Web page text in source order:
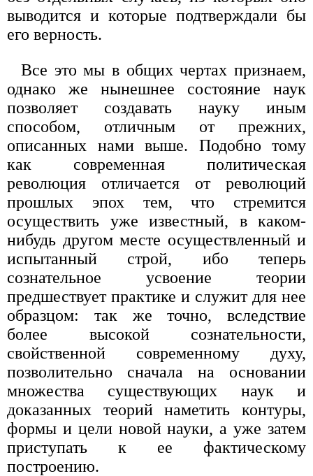
выводится и которые подтверждали бы
его верность.
Все это мы в общих чертах признаем,
однако же нынешнее состояние наук
позволяет создавать науку иным
способом, отличным от прежних,
описанных нами выше. Подобно тому
как современная политическая
революция отличается от революций
прошлых эпох тем, что стремится
осуществить уже известный, в каком-
нибудь другом месте осуществленный и
испытанный строй, ибо теперь
сознательное усвоение теории
предшествует практике и служит для нее
образцом: так же точно, вследствие
более высокой сознательности,
свойственной современному духу,
позволительно сначала на основании
множества существующих наук и
доказанных теорий наметить контуры,
формы и цели новой науки, а уже затем
приступать к ее фактическому
построению.